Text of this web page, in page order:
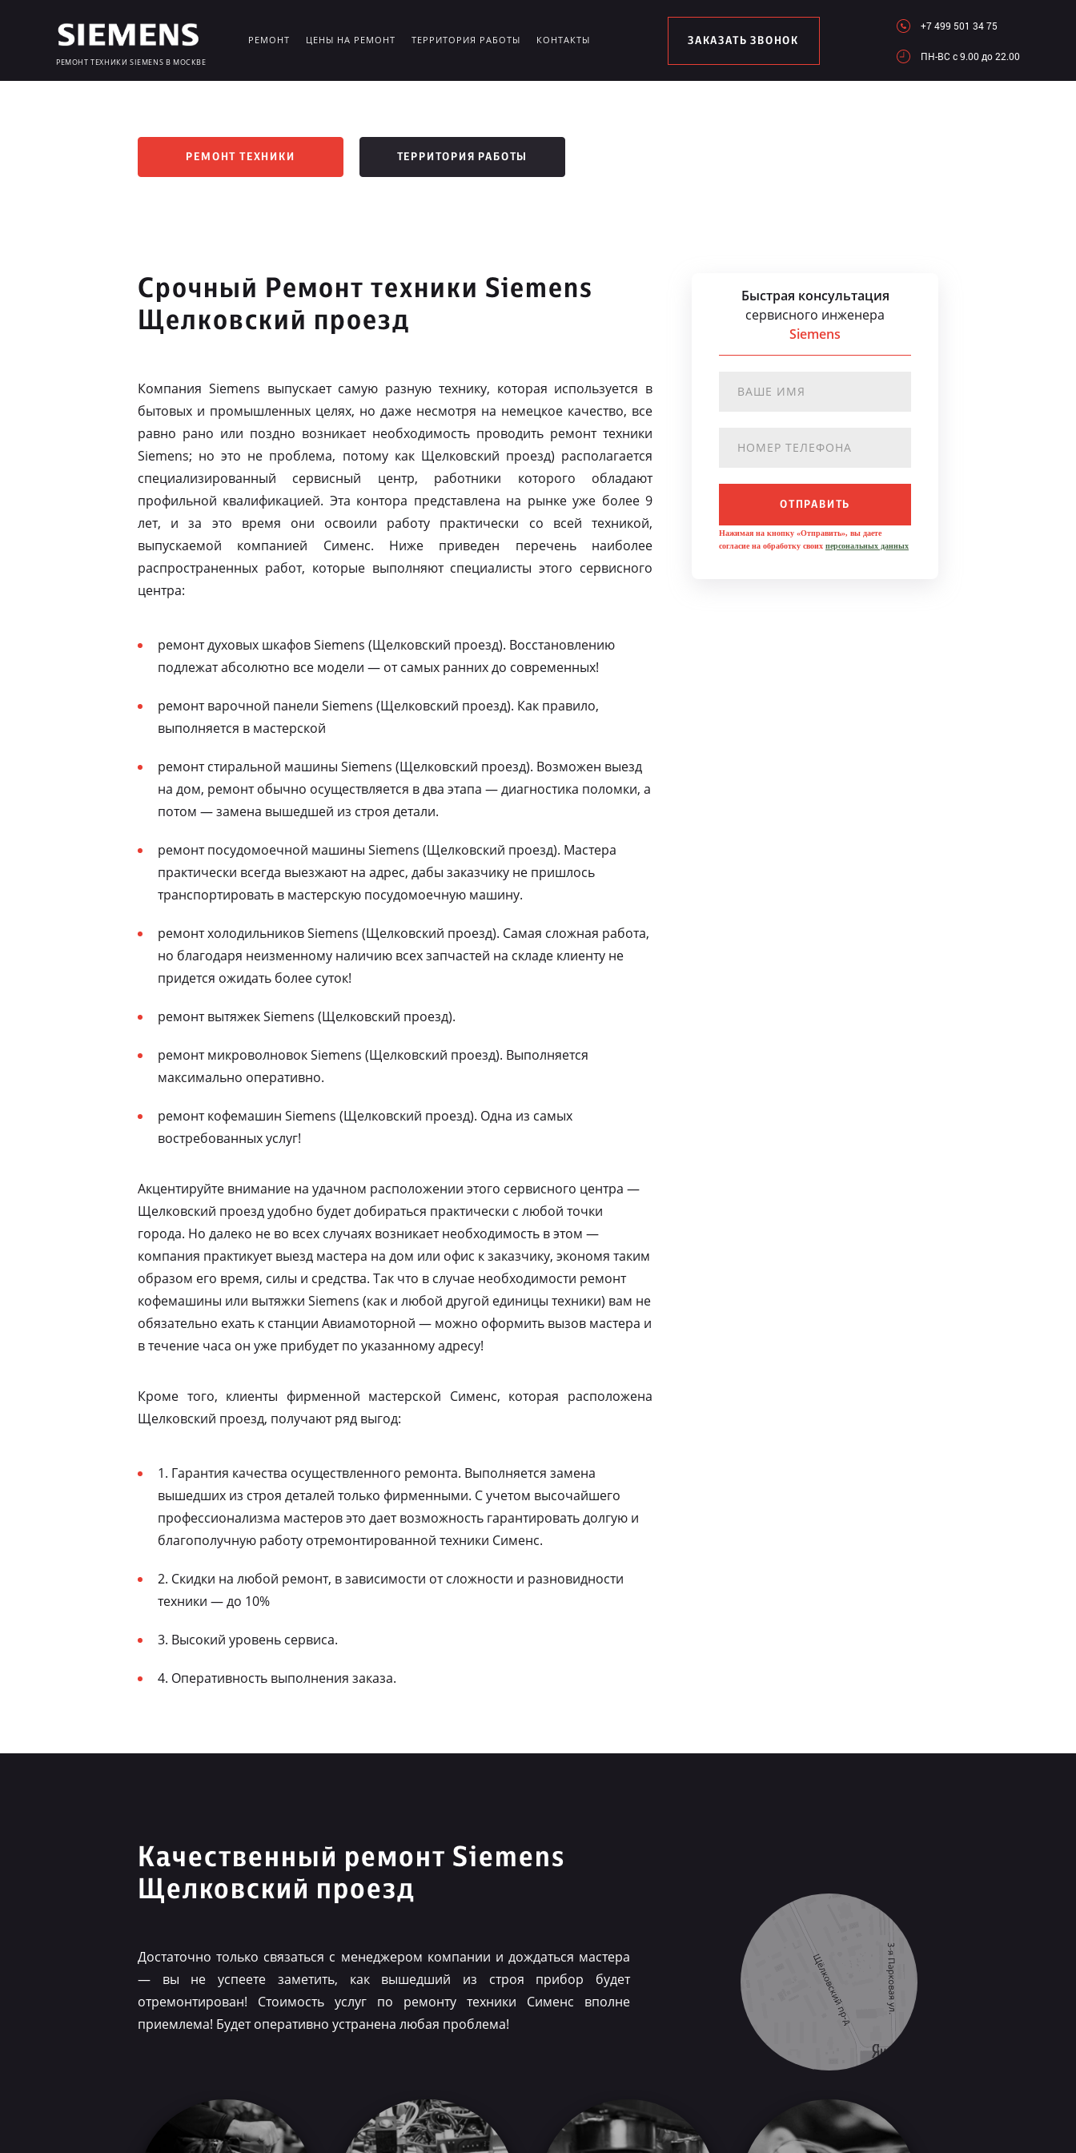
РЕМОНТ ТЕХНИКИ SIEMENS В МОСКВЕ
РЕМОНТ ЦЕНЫ НА РЕМОНТ ТЕРРИТОРИЯ РАБОТЫ КОНТАКТЫ ЗАКАЗАТЬ ЗВОНОК
+7 499 501 34 75
ПН-ВC c 9.00 до 22.00
РЕМОНТ ТЕХНИКИ ТЕРРИТОРИЯ РАБОТЫ
Срочный Ремонт техники Siemens
Щелковский проезд
Компания Siemens выпускает самую разную технику, которая используется в
бытовых и промышленных целях, но даже несмотря на немецкое качество, все
равно рано или поздно возникает необходимость проводить ремонт техники
Siemens; но это не проблема, потому как Щелковский проезд) располагается
специализированный сервисный центр, работники которого обладают
профильной квалификацией. Эта контора представлена на рынке уже более 9
лет, и за это время они освоили работу практически со всей техникой,
выпускаемой компанией Сименс. Ниже приведен перечень наиболее
распространенных работ, которые выполняют специалисты этого сервисного
центра:
ремонт духовых шкафов Siemens (Щелковский проезд). Восстановлению
подлежат абсолютно все модели — от самых ранних до современных!
ремонт варочной панели Siemens (Щелковский проезд). Как правило,
выполняется в мастерской
ремонт стиральной машины Siemens (Щелковский проезд). Возможен выезд
на дом, ремонт обычно осуществляется в два этапа — диагностика поломки, а
потом — замена вышедшей из строя детали.
ремонт посудомоечной машины Siemens (Щелковский проезд). Мастера
практически всегда выезжают на адрес, дабы заказчику не пришлось
транспортировать в мастерскую посудомоечную машину.
ремонт холодильников Siemens (Щелковский проезд). Самая сложная работа,
но благодаря неизменному наличию всех запчастей на складе клиенту не
придется ожидать более суток!
ремонт вытяжек Siemens (Щелковский проезд).
ремонт микроволновок Siemens (Щелковский проезд). Выполняется
максимально оперативно.
ремонт кофемашин Siemens (Щелковский проезд). Одна из самых
востребованных услуг!
Акцентируйте внимание на удачном расположении этого сервисного центра —
Щелковский проезд удобно будет добираться практически с любой точки
города. Но далеко не во всех случаях возникает необходимость в этом —
компания практикует выезд мастера на дом или офис к заказчику, экономя таким
образом его время, силы и средства. Так что в случае необходимости ремонт
кофемашины или вытяжки Siemens (как и любой другой единицы техники) вам не
обязательно ехать к станции Авиамоторной — можно оформить вызов мастера и
в течение часа он уже прибудет по указанному адресу!
Кроме того, клиенты фирменной мастерской Сименс, которая расположена
Щелковский проезд, получают ряд выгод:
1. Гарантия качества осуществленного ремонта. Выполняется замена
вышедших из строя деталей только фирменными. С учетом высочайшего
профессионализма мастеров это дает возможность гарантировать долгую и
благополучную работу отремонтированной техники Сименс.
2. Скидки на любой ремонт, в зависимости от сложности и разновидности
техники — до 10%
3. Высокий уровень сервиса.
4. Оперативность выполнения заказа.
Быстрая консультация
сервисного инженера
Siemens
ОТПРАВИТЬ
Нажимая на кнопку «Отправить», вы даете
согласие на обработку своих персональных данных
Качественный ремонт Siemens
Щелковский проезд
Достаточно только связаться с менеджером компании и дождаться мастера
— вы не успеете заметить, как вышедший из строя прибор будет
отремонтирован! Стоимость услуг по ремонту техники Сименс вполне
приемлема! Будет оперативно устранена любая проблема!